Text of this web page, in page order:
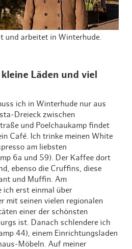
und arbeitet in Winterhude.
Läden und viel
ich in Winterhude nur aus
Dreieck zwischen
und Poelchaukamp findet
Café. Ich trinke meinen White
am liebsten
6a und 59). Der Kaffee dort
ebenso die Cruffins, diese
und Muffin. Am
ich erst einmal über
mit seinen vielen regionalen
einer der schönsten
ist. Danach schlendere ich
44), einem Einrichtungsladen
Möbeln. Auf meiner